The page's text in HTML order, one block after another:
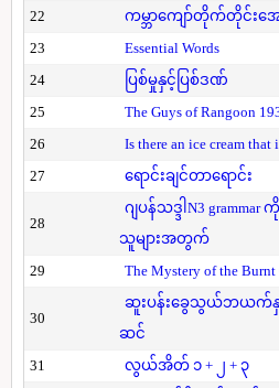
22
ကမ္ဘာကျော်တိုက်တိုင်းအေ
23
Essential Words
24
ပြစ်မှုနှင့်ပြစ်ဒဏ်
25
The Guys of Rangoon
26
Is there an ice cream
27
ရောင်းချင်တာရောင်း
28
ဂျပန်သဒ္ဒါN3
သူများအတွက်
29 The Mystery of the Burnt
30
ဆူးပန်းခွေသွယ်ဘယက်နှ
ဆင်
31 လွယ်အိတ် ၁ + ၂ + ၃